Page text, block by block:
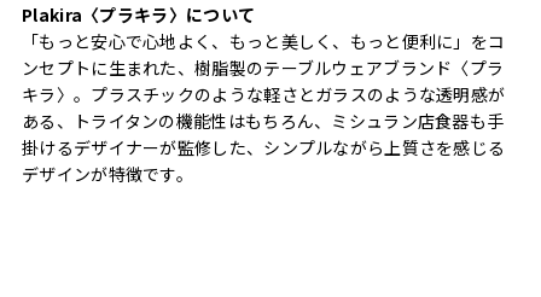
Plakira〈プラキラ〉について
「もっと安心で心地よく、もっと美しく、もっと便利に」をコ
ンセプトに生まれた、樹脂製のテーブルウェアブランド〈プラ
キラ〉。プラスチックのような軽さとガラスのような透明感が
ある、トライタンの機能性はもちろん、ミシュラン店食器も手
掛けるデザイナーが監修した、シンプルながら上質さを感じる
デザインが特徴です。